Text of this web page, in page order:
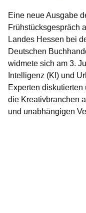
Eine neue Ausgabe
Frühstücksgespräch
Landes Hessen bei
Deutschen
widmete sich am 3.
Intelligenz (KI) und
Experten
die Kreativbranchen
und unabhängigen